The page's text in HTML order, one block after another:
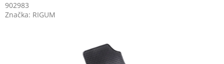
902983
Značka: RIGUM